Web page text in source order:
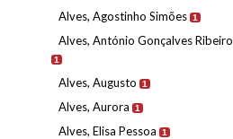
Alves, Agostinho Simões 1
Alves, António Gonçalves Ribeiro
1
Alves, Augusto 1
Alves, Aurora 1
Alves, Elisa Pessoa 1